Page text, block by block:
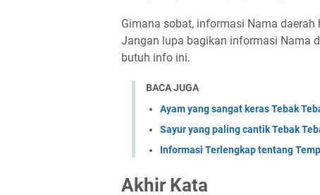
Gimana sobat, informasi Nama
Jangan lupa bagikan informasi Nama
butuh info ini.
BACA JUGA
Ayam yang sangat keras Tebak
Sayur yang paling cantik Tebak
Informasi Terlengkap tentang
Akhir Kata